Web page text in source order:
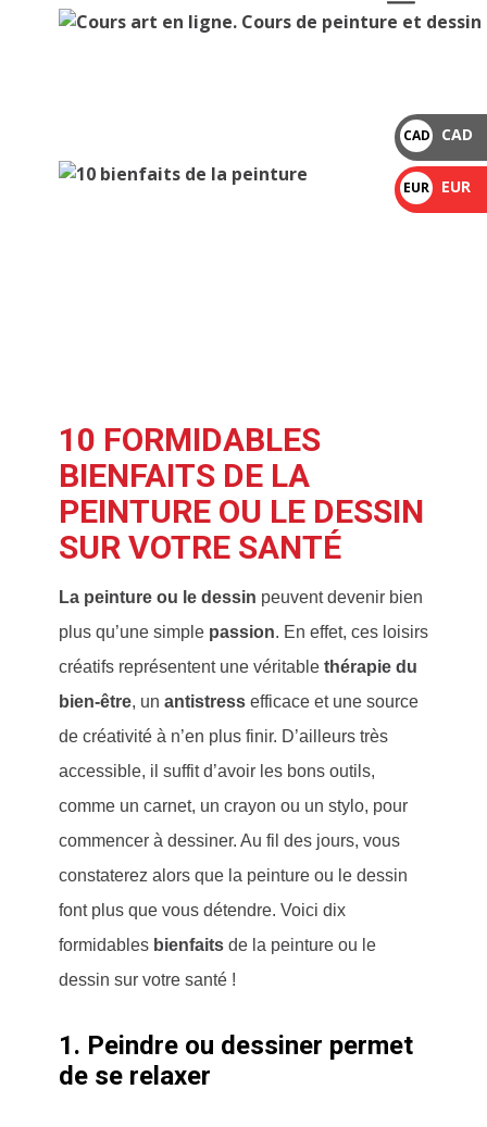
10 FORMIDABLES
BIENFAITS DE LA
PEINTURE OU LE DESSIN
SUR VOTRE SANTÉ
La peinture ou le dessin peuvent devenir bien
plus qu’une simple passion. En effet, ces loisirs
créatifs représentent une véritable thérapie du
bien-être, un antistress efficace et une source
de créativité à n’en plus finir. D’ailleurs très
accessible, il suffit d’avoir les bons outils,
comme un carnet, un crayon ou un stylo, pour
commencer à dessiner. Au fil des jours, vous
constaterez alors que la peinture ou le dessin
font plus que vous détendre. Voici dix
formidables bienfaits de la peinture ou le
dessin sur votre santé !
1. Peindre ou dessiner permet
de se relaxer
CAD
$
CAD
EUR
€
EUR